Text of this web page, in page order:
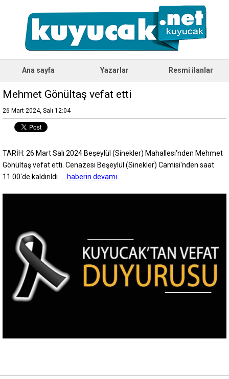
Ana sayfa Yazarlar Resmi ilanlar
Mehmet Gönültaş vefat etti
26 Mart 2024, Salı 12:04
TARİH: 26 Mart Salı 2024 Beşeylül (Sinekler) Mahallesi'nden Mehmet
Gönültaş vefat etti. Cenazesi Beşeylül (Sinekler) Camisi'nden saat
11.00'de kaldırıldı. ...
haberin devamı